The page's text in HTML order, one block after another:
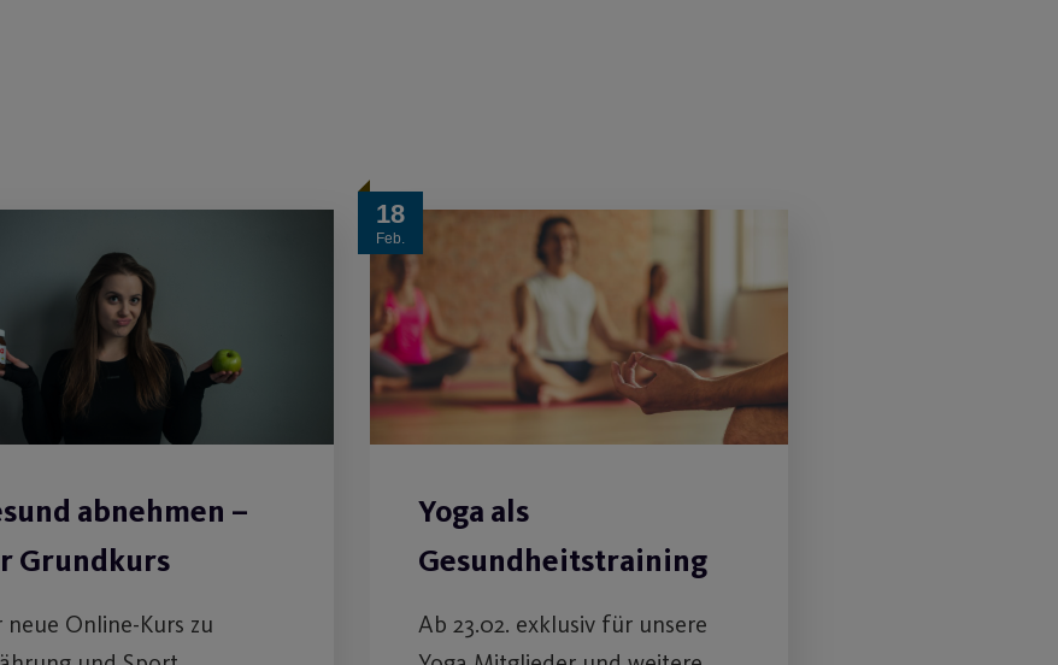
abnehmen –
Grundkurs
neue Online-Kurs zu
18
Feb.
Yoga als
Gesundheitstraining
Ab 23.02. exklusiv für unsere